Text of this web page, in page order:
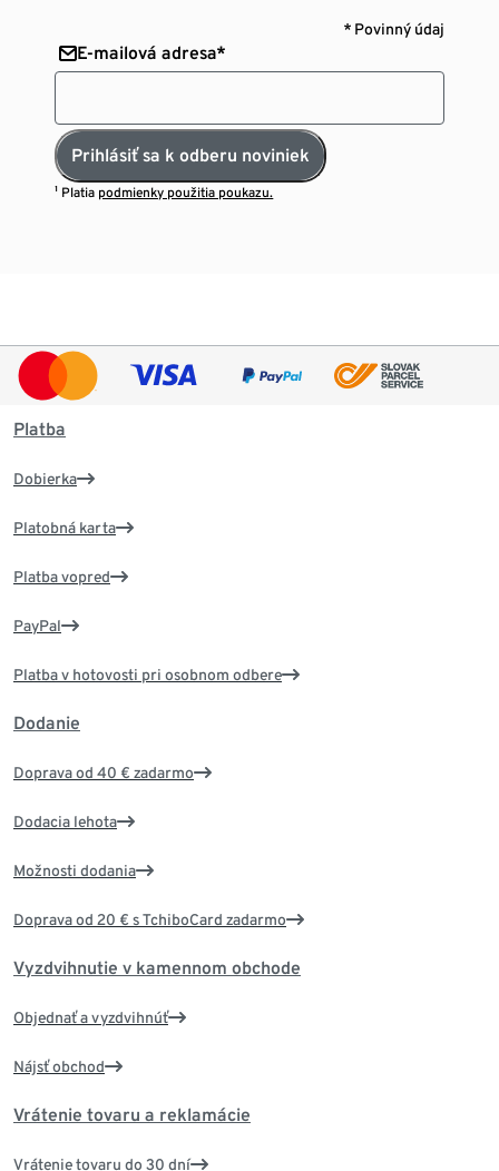
* Povinný údaj
E-mailová adresa*
Prihlásiť sa k odberu noviniek
¹ Platia podmienky použitia poukazu.
Platba
Dobierka
Platobná karta
Platba vopred
PayPal
Platba v hotovosti pri osobnom odbere
Dodanie
Doprava od 40 € zadarmo
Dodacia lehota
Možnosti dodania
Doprava od 20 € s TchiboCard zadarmo
Vyzdvihnutie v kamennom obchode
Objednať a vyzdvihnúť
Nájsť obchod
Vrátenie tovaru a reklamácie
Vrátenie tovaru do 30 dní